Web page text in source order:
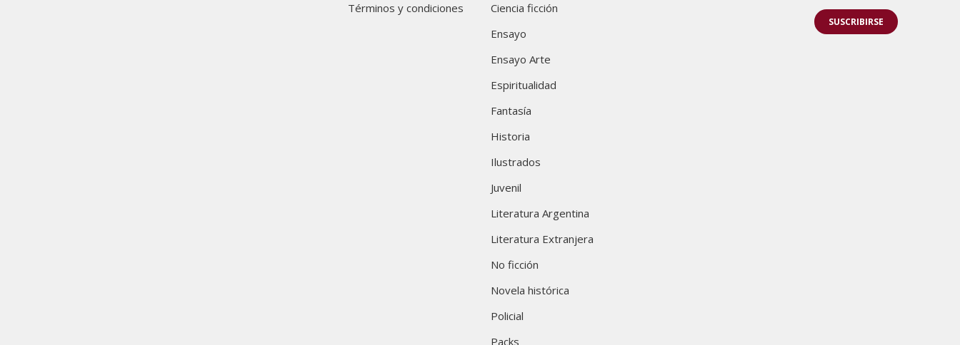
Términos y condiciones
Ciencia ficción
Ensayo
Ensayo Arte
Espiritualidad
Fantasía
Historia
Ilustrados
Juvenil
Literatura Argentina
Literatura Extranjera
No ficción
Novela histórica
Policial
Packs